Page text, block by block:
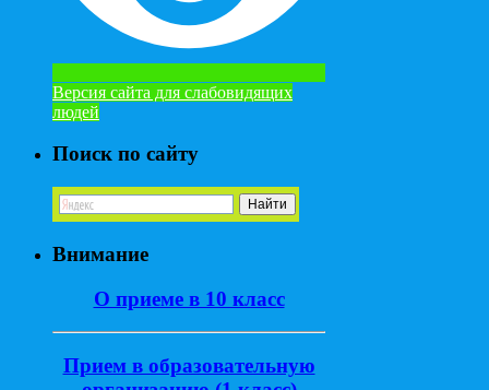
Версия сайта для слабовидящих
людей
Поиск по сайту
Внимание
О приеме в 10 класс
Прием в образовательную